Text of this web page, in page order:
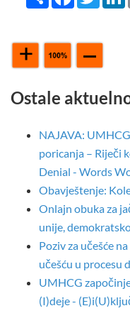
Ostale
NAJAVA:
poricanja – Riječi
Denial - Words
Obavještenje:
Onlajn obuka za
unije,
Poziv za učešće
učešću u procesu
UMHCG
(I)deje -